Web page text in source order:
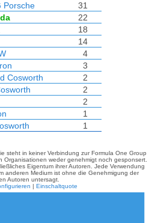
Porsche
31
22
18
14
4
3
Cosworth
2
2
2
1
1
steht in keiner Verbindung zur Formula One Group
weder genehmigt noch gesponsert.
Eigentum ihrer Autoren. Jede Verwendung
anderen Medium ist ohne die Genehmigung der
Autoren untersagt.
| Einschaltquote